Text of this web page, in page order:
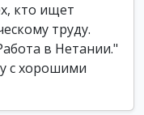
кто ищет
труду.
в Нетании."
с хорошими